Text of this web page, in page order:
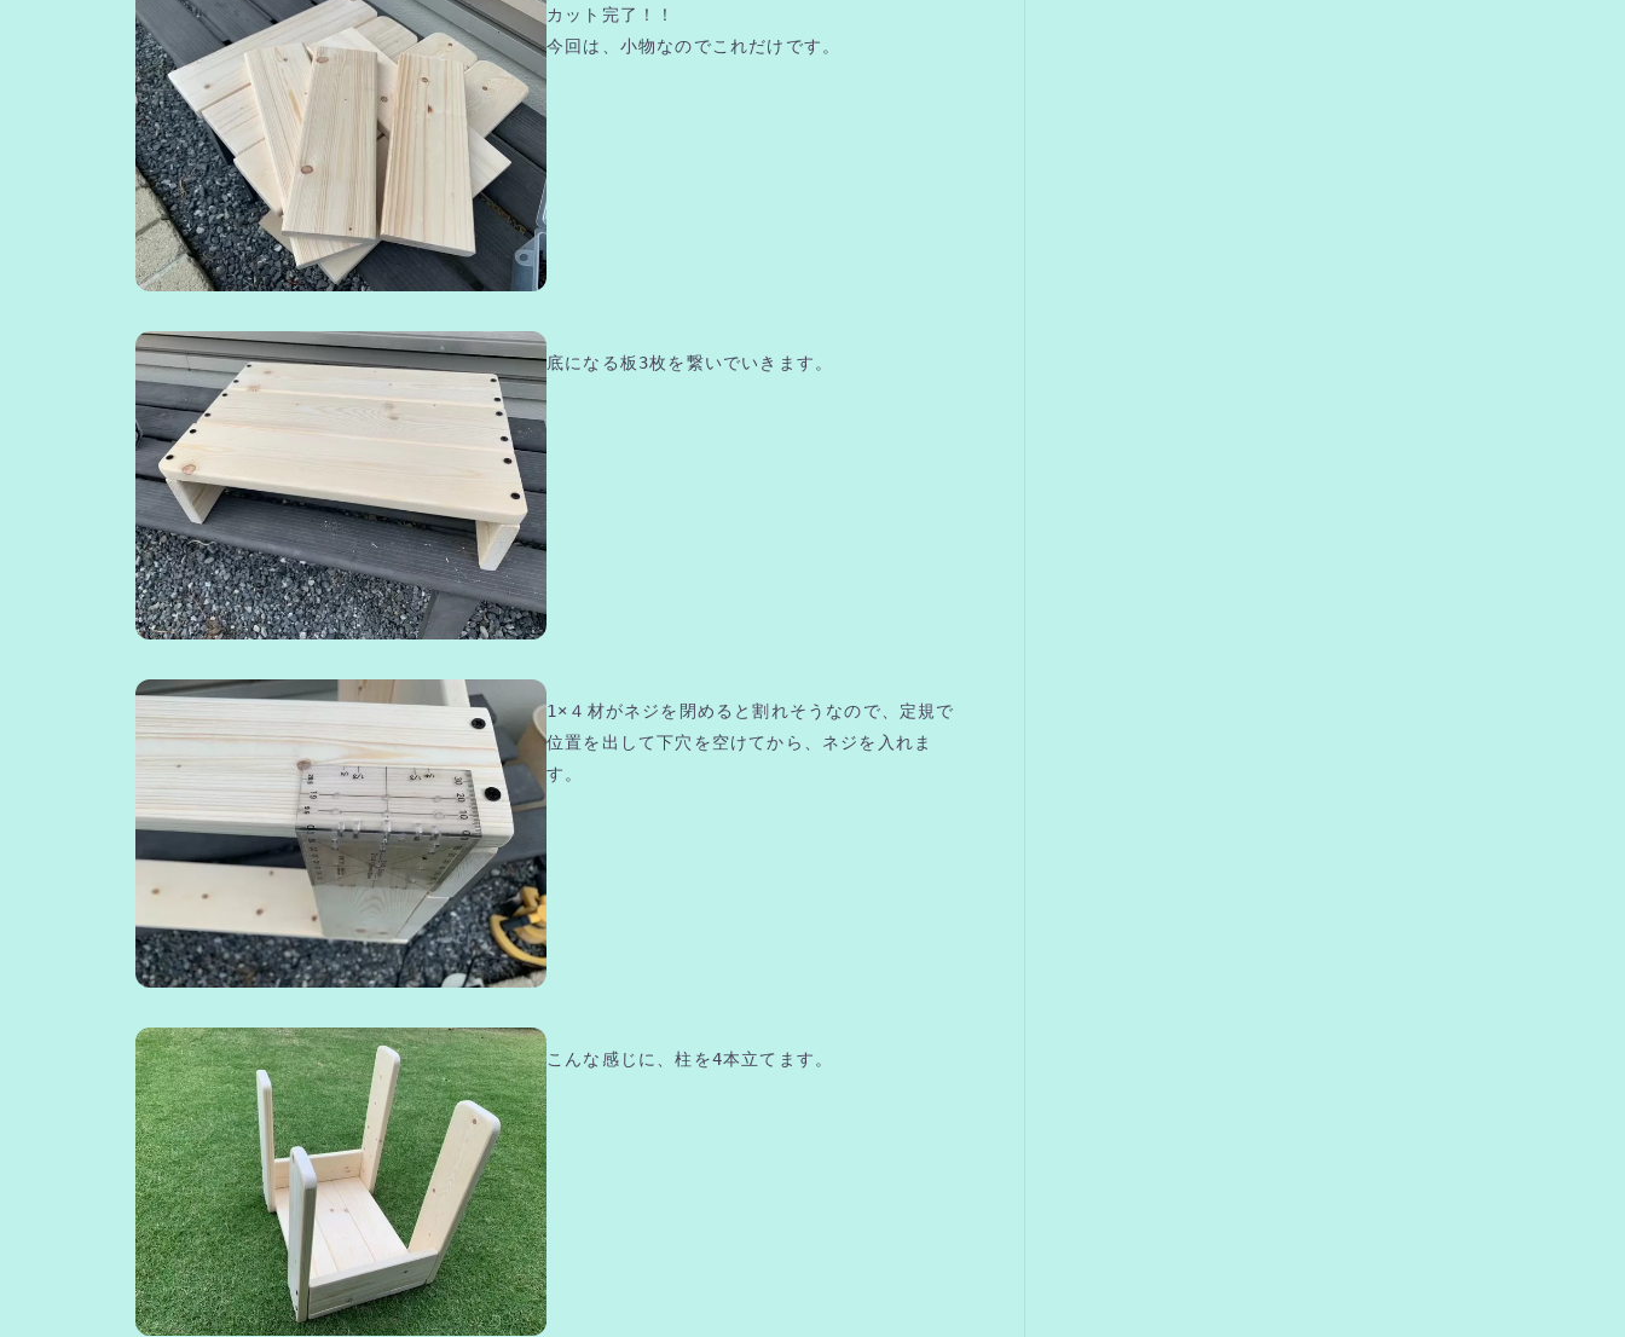
カット完了！！
今回は、小物なのでこれだけです。
底になる板3枚を繋いでいきます。
1×４材がネジを閉めると割れそうなので、定規で
位置を出して下穴を空けてから、ネジを入れま
す。
こんな感じに、柱を4本立てます。